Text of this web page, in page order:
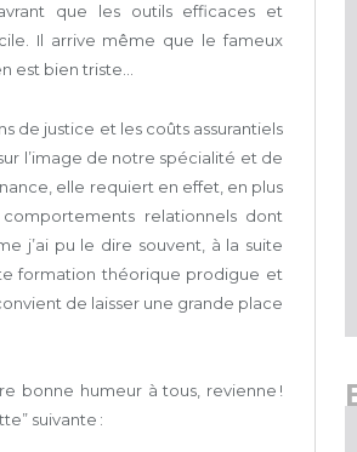
que les outils efficaces et
Il arrive même que le fameux
est bien triste…
de justice et les coûts assurantiels
l’image de notre spécialité et de
elle requiert en effet, en plus
relationnels dont
j’ai pu le dire souvent, à la suite
formation théorique prodigue et
de laisser une grande place
bonne humeur à tous, revienne !
suivante :